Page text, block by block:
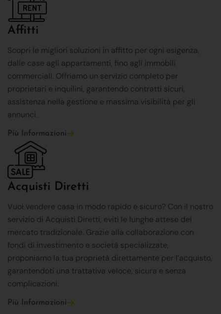
Affitti
Scopri le migliori soluzioni in affitto per ogni esigenza,
dalle case agli appartamenti, fino agli immobili
commerciali. Offriamo un servizio completo per
proprietari e inquilini, garantendo contratti sicuri,
assistenza nella gestione e massima visibilità per gli
annunci.
Più Informazioni
Acquisti Diretti
Vuoi vendere casa in modo rapido e sicuro? Con il nostro
servizio di Acquisti Diretti, eviti le lunghe attese del
mercato tradizionale. Grazie alla collaborazione con
fondi di investimento e società specializzate,
proponiamo la tua proprietà direttamente per l’acquisto,
garantendoti una trattativa veloce, sicura e senza
complicazioni.
Più Informazioni